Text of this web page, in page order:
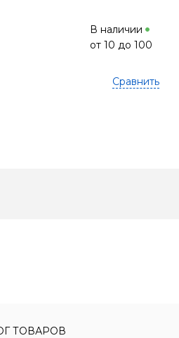
В наличии
от 10 до 100
Сравнить
ТОВАРОВ